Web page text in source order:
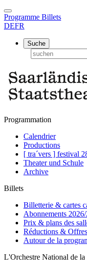
Programme Billets
DEFR
Suche
Programmation
Calendrier
Productions
[ tra´vers ] festival
Theater und Schule
Archive
Billets
Billetterie & cartes
Abonnements
Prix & plans des
Réductions & Offres
Autour de la
L'Orchestre National de la